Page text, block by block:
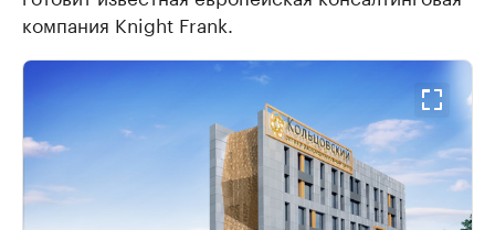
компания Knight Frank.